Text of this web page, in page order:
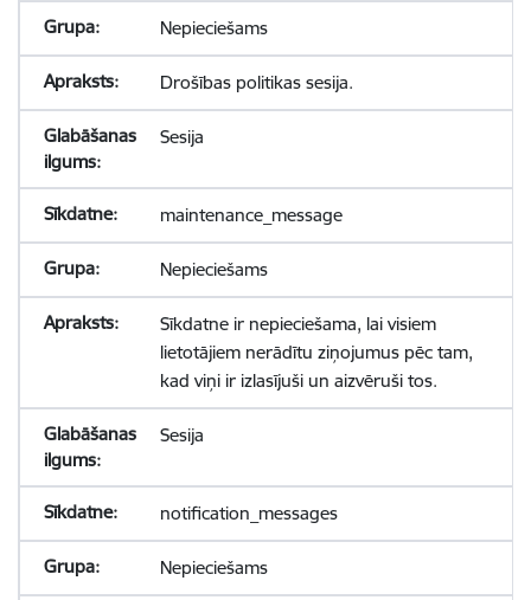
Nepieciešams
Drošības politikas sesija.
Sesija
maintenance_message
Nepieciešams
Sīkdatne ir nepieciešama, lai visiem
lietotājiem nerādītu ziņojumus pēc tam,
kad viņi ir izlasījuši un aizvēruši tos.
Sesija
notification_messages
Nepieciešams